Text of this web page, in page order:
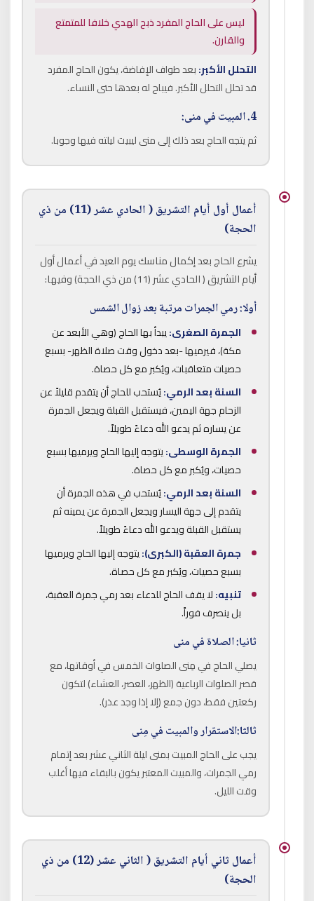
ليس على الحاج المفرد ذبح الهدي خلافا للمتمتع
والقارن.
التحلل الأكبر:بعد طواف الإفاضة، يكون الحاج المفرد
قد تحلل التحلل الأكبر. فيباح له بعدها حتى النساء.
4. المبيت في منى:
ثم يتجه الحاج بعد ذلك إلى منى ليبيت ليلته فيها وجوبا.
أعمال أول أيام التشريق ( الحادي عشر (11) من ذي
الحجة)
يشرع الحاج بعد إكمال مناسك يوم العيد في أعمال أول
أيام التشريق ( الحادي عشر (11) من ذي الحجة) وفيها:
أولا: رمي الجمرات مرتبة بعد زوال الشمس
الجمرة الصغرى:يبدأ بها الحاج (وهي الأبعد عن
مكة)، فيرميها -بعد دخول وقت صلاة الظهر- بسبع
حصيات متعاقبات، ويُكبر مع كل حصاة.
السنة بعد الرمي:يُستحب للحاج أن يتقدم قليلاً عن
الزحام جهة اليمين، فيستقبل القبلة ويجعل الجمرة
عن يساره ثم يدعو الله دعاءً طويلاً.
الجمرة الوسطى:يتوجه إليها الحاج ويرميها بسبع
حصيات، ويُكبر مع كل حصاة.
السنة بعد الرمي:يُستحب في هذه الجمرة أن
يتقدم إلى جهة اليسار ويجعل الجمرة عن يمينه ثم
يستقبل القبلة ويدعو الله دعاءً طويلاً.
جمرة العقبة (الكبرى):يتوجه إليها الحاج ويرميها
بسبع حصيات، ويُكبر مع كل حصاة.
تنبيه:لا يقف الحاج للدعاء بعد رمي جمرة العقبة،
بل ينصرف فوراً.
ثانيا: الصلاة في منى
يصلي الحاج في مِنى الصلوات الخمس في أوقاتها، مع
قصر الصلوات الرباعية (الظهر، العصر، العشاء) لتكون
ركعتين فقط، دون جمع (إلا إذا وجد عذر).
ثالثا:الاستقرار والمبيت في مِنى
يجب على الحاج المبيت بمنى ليلة الثاني عشر بعد إتمام
رمي الجمرات، والمبيت المعتبر يكون بالبقاء فيها أغلب
وقت الليل.
أعمال ثاني أيام التشريق ( الثاني عشر (12) من ذي
الحجة)